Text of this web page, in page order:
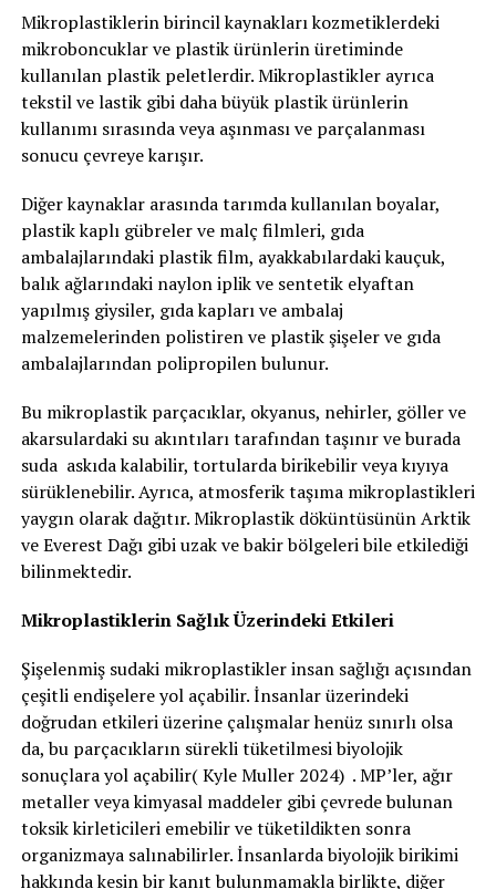
Mikroplastiklerin birincil kaynakları kozmetiklerdeki
mikroboncuklar ve plastik ürünlerin üretiminde
kullanılan plastik peletlerdir. Mikroplastikler ayrıca
tekstil ve lastik gibi daha büyük plastik ürünlerin
kullanımı sırasında veya aşınması ve parçalanması
sonucu çevreye karışır.
Diğer kaynaklar arasında tarımda kullanılan boyalar,
plastik kaplı gübreler ve malç filmleri, gıda
ambalajlarındaki plastik film, ayakkabılardaki kauçuk,
balık ağlarındaki naylon iplik ve sentetik elyaftan
yapılmış giysiler, gıda kapları ve ambalaj
malzemelerinden polistiren ve plastik şişeler ve gıda
ambalajlarından polipropilen bulunur.
Bu mikroplastik parçacıklar, okyanus, nehirler, göller ve
akarsulardaki su akıntıları tarafından taşınır ve burada
suda askıda kalabilir, tortularda birikebilir veya kıyıya
sürüklenebilir. Ayrıca, atmosferik taşıma mikroplastikleri
yaygın olarak dağıtır. Mikroplastik döküntüsünün Arktik
ve Everest Dağı gibi uzak ve bakir bölgeleri bile etkilediği
bilinmektedir.
Mikroplastiklerin Sağlık Üzerindeki Etkileri
Şişelenmiş sudaki mikroplastikler insan sağlığı açısından
çeşitli endişelere yol açabilir. İnsanlar üzerindeki
doğrudan etkileri üzerine çalışmalar henüz sınırlı olsa
da, bu parçacıkların sürekli tüketilmesi biyolojik
sonuçlara yol açabilir( Kyle Muller 2024) . MP’ler, ağır
metaller veya kimyasal maddeler gibi çevrede bulunan
toksik kirleticileri emebilir ve tüketildikten sonra
organizmaya salınabilirler. İnsanlarda biyolojik birikimi
hakkında kesin bir kanıt bulunmamakla birlikte, diğer